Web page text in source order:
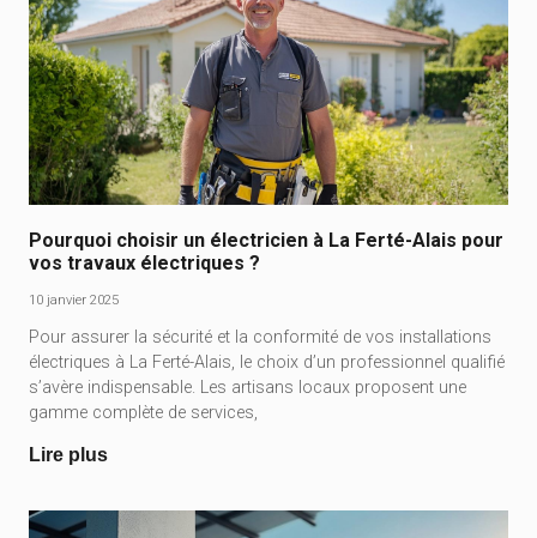
Pourquoi choisir un électricien à La Ferté-Alais pour
vos travaux électriques ?
10 janvier 2025
Pour assurer la sécurité et la conformité de vos installations
électriques à La Ferté-Alais, le choix d’un professionnel qualifié
s’avère indispensable. Les artisans locaux proposent une
gamme complète de services,
Lire plus